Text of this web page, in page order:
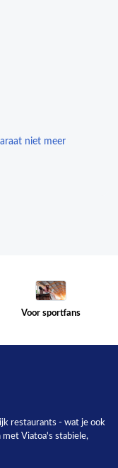
niet meer
Voor sportfans
restaurants - wat je ook
Viatoa's stabiele,